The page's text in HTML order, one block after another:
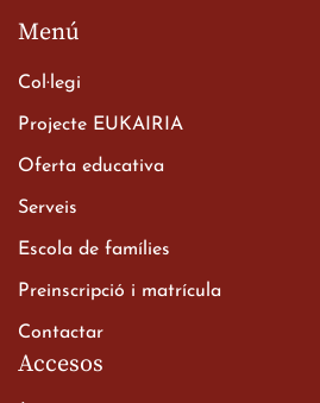
Xerrada del Sr. Bisbe als
Batxillerat
Menú
Col·legi
Projecte EUKAIRIA
Oferta educativa
Serveis
Escola de famílies
Preinscripció i matrícula
Contactar
Accesos